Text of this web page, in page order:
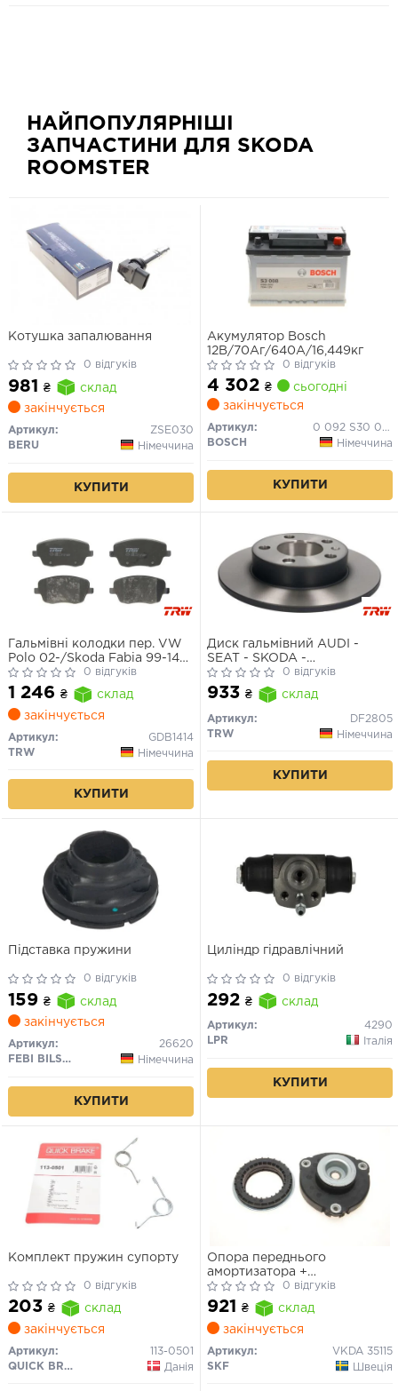
НАЙПОПУЛЯРНІШІ
ЗАПЧАСТИНИ ДЛЯ SKODA
ROOMSTER
Котушка запалювання
0 відгуків
981 ₴
склад
закінчується
Артикул:
ZSE030
BERU
Німеччина
КУПИТИ
Акумулятор Bosch
12В/70Аг/640А/16,449кг
0 відгуків
4 302 ₴
сьогодні
закінчується
Артикул:
0 092 S30 080
BOSCH
Німеччина
КУПИТИ
Гальмівні колодки пер. VW
Polo 02-/Skoda Fabia 99-14
(TRW)
0 відгуків
1 246 ₴
склад
закінчується
Артикул:
GDB1414
TRW
Німеччина
КУПИТИ
Диск гальмівний AUDI -
SEAT - SKODA -
VOLKSWAGEN
A2/A3/TT/Cordoba/Ibiza/
0 відгуків
933 ₴ склад
Артикул:
DF2805
TRW
Німеччина
КУПИТИ
Підставка пружини
0 відгуків
159 ₴
склад
закінчується
Артикул:
26620
FEBI BILSTEIN
Німеччина
КУПИТИ
Циліндр гідравлічний
0 відгуків
292 ₴ склад
Артикул:
4290
LPR
Італія
КУПИТИ
Комплект пружин супорту
0 відгуків
203 ₴
склад
закінчується
Артикул:
113-0501
QUICK BRAKE
Данія
Опора переднього
амортизатора +
підшипник Audi A2 - SEAT
Ibiza III, IV, Cordoba - SKODA
Fabia, Roomster - VW Polo
0 відгуків
921 ₴
склад
закінчується
Артикул:
VKDA 35115
SKF
Швеція